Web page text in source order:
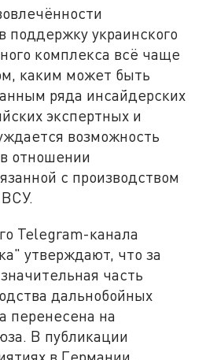
поддержку украинского
комплекса всё чаще
каким может быть
ряда инсайдерских
экспертных и
возможность
отношении
с производством
Telegram-канала
утверждают, что за
часть
дальнобойных
перенесена на
В публикации
в Германии,